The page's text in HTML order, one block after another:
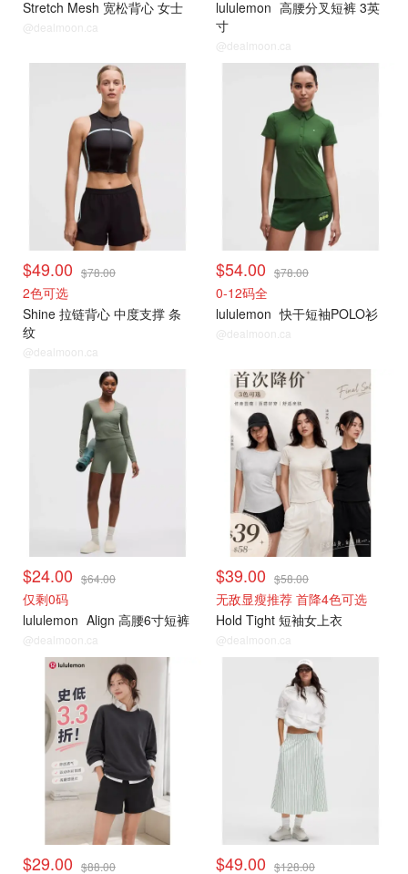
Stretch Mesh 宽松背心 女士
@dealmoon.ca
lululemon 高腰分叉短裤 3英
寸
@dealmoon.ca
$49.00 $78.00
2色可选
Shine 拉链背心 中度支撑 条
纹
@dealmoon.ca
$54.00 $78.00
0-12码全
lululemon 快干短袖POLO衫
@dealmoon.ca
$24.00 $64.00
仅剩0码
lululemon Align 高腰6寸短裤
@dealmoon.ca
往期捡漏
$39.00 $58.00
无敌显瘦推荐 首降4色可选
Hold Tight 短袖女上衣
@dealmoon.ca
往期捡漏
$29.00 $88.00 $49.00 $128.00